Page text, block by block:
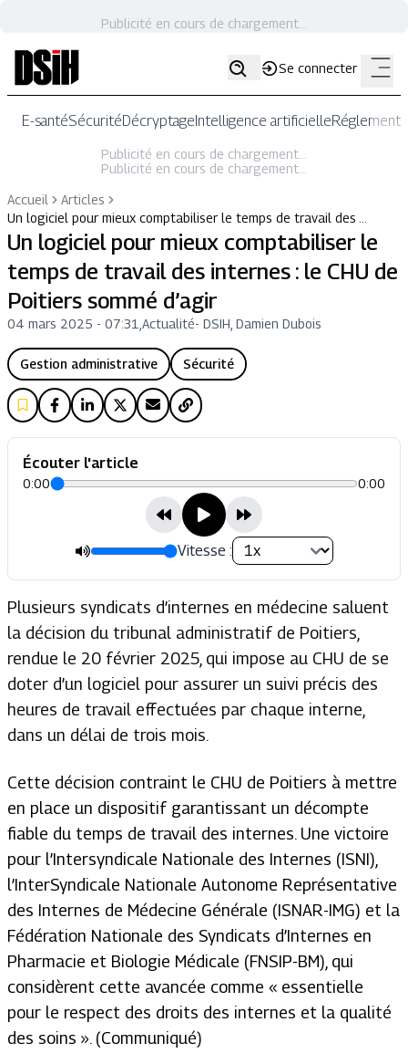
Publicité en cours de chargement...
Se connecter
E-santéSécuritéDécryptageIntelligence artificielle
Publicité en cours de chargement...
Publicité en cours de chargement...
Accueil
Articles
Un logiciel pour mieux comptabiliser le temps de travail des …
Un logiciel pour mieux comptabiliser le
temps de travail des internes : le CHU de
Poitiers sommé d’agir
04 mars 2025 - 07:31 Actualité- DSIH, Damien Dubois
Gestion administrative Sécurité
Écouter l'article
0:00 0:00
Vitesse :
Plusieurs syndicats d’internes en médecine saluent
la décision du tribunal administratif de Poitiers,
rendue le 20 février 2025, qui impose au CHU de se
doter d’un logiciel pour assurer un suivi précis des
heures de travail effectuées par chaque interne,
dans un délai de trois mois.
Cette décision contraint le CHU de Poitiers à mettre
en place un dispositif garantissant un décompte
fiable du temps de travail des internes. Une victoire
pour l’Intersyndicale Nationale des Internes (ISNI),
l’InterSyndicale Nationale Autonome Représentative
des Internes de Médecine Générale (ISNAR-IMG) et la
Fédération Nationale des Syndicats d’Internes en
Pharmacie et Biologie Médicale (FNSIP-BM), qui
considèrent cette avancée comme « essentielle
pour le respect des droits des internes et la qualité
des soins ». (Communiqué)